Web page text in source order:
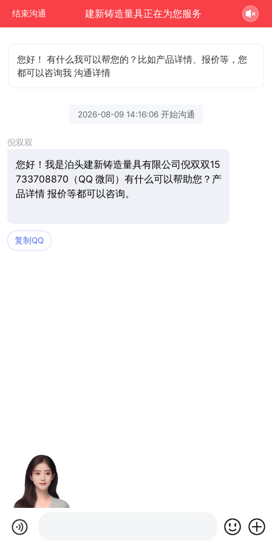
结束沟通 建新铸造量具正在为您服务
您好！ 有什么我可以帮您的？比如产品详情、报价等，您
都可以咨询我 沟通详情
2026-08-09 14:16:06 开始沟通
倪双双
您好！我是泊头建新铸造量具有限公司倪双双15
733708870（QQ 微同）有什么可以帮助您？产
品详情 报价等都可以咨询。
复制QQ